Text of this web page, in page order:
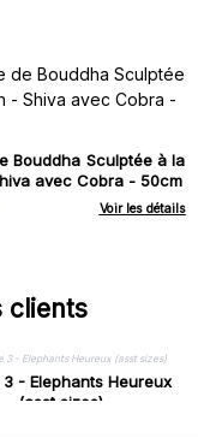
Bouddha Sculptée à la
avec Cobra - 50cm
Voir les détails
clients
3 - Elephants Heureux
(asst sizes)